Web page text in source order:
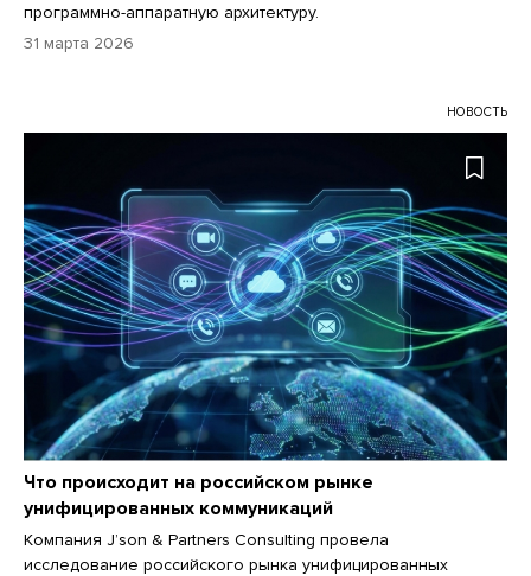
программно-аппаратную архитектуру.
31 марта 2026
НОВОСТЬ
Что происходит на российском рынке
унифицированных коммуникаций
Компания J’son & Partners Consulting провела
исследование российского рынка унифицированных